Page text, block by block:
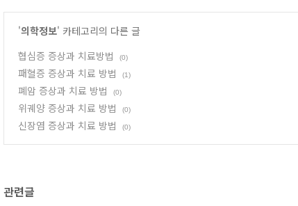
'의학정보' 카테고리의 다른 글
협심증 증상과 치료방법
(0)
패혈증 증상과 치료 방법 (1)
폐암 증상과 치료 방법 (0)
위궤양 증상과 치료 방법 (0)
신장염 증상과 치료 방법 (0)
관련글